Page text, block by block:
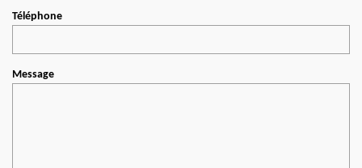
Téléphone
Message